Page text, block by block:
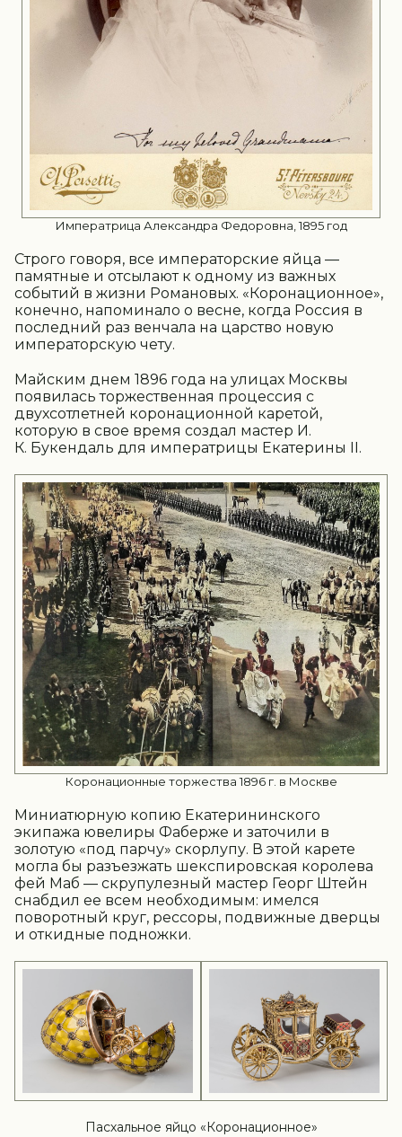
Императрица Александра Федоровна, 1895 год
Строго говоря, все императорские яйца —
памятные и отсылают к одному из важных
событий в жизни Романовых. «Коронационное»,
конечно, напоминало о весне, когда Россия в
последний раз венчала на царство новую
императорскую чету.
Майским днем 1896 года на улицах Москвы
появилась торжественная процессия с
двухсотлетней коронационной каретой,
которую в свое время создал мастер И.
К. Букендаль для императрицы Екатерины II.
Коронационные торжества 1896 г. в Москве
Миниатюрную копию Екатерининского
экипажа ювелиры Фаберже и заточили в
золотую «под парчу» скорлупу. В этой карете
могла бы разъезжать шекспировская королева
фей Маб — скрупулезный мастер Георг Штейн
снабдил ее всем необходимым: имелся
поворотный круг, рессоры, подвижные дверцы
и откидные подножки.
Пасхальное яйцо «Коронационное»